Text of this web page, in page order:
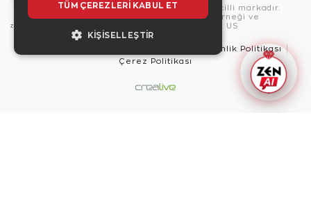
Copyright © 2026, Zen Diamond tescilli markadır.
Zen Diamond Birleşmiş Markalar Derneği ve
Turquality Destek Programı üyesidir. US
Güvenlik Politikası
Çerez Politikası
TÜM ÇEREZLERI KABUL ET
KIŞISELLEŞTIR